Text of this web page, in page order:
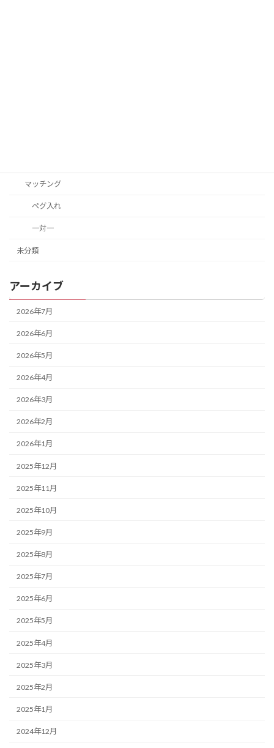
マッチング
ペグ入れ
一対一
未分類
アーカイブ
2026年7月
2026年6月
2026年5月
2026年4月
2026年3月
2026年2月
2026年1月
2025年12月
2025年11月
2025年10月
2025年9月
2025年8月
2025年7月
2025年6月
2025年5月
2025年4月
2025年3月
2025年2月
2025年1月
2024年12月